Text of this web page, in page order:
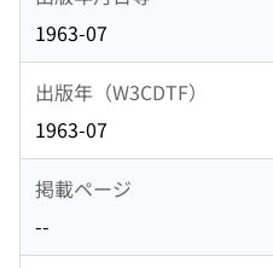
1963-07
出版年（W3CDTF）
1963-07
掲載ページ
--